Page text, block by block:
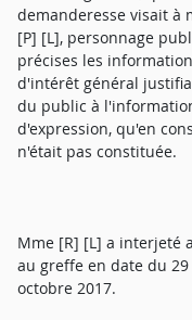
demanderesse visait à
[P] [L], personnage
précises les
d'intérêt général
du public à
d'expression, qu'en
n'était pas constituée.
Mme [R] [L] a interjeté
au greffe en date du
octobre 2017.